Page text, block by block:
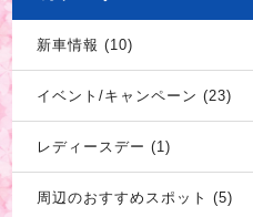
新車情報 (10)
イベント/キャンペーン (23)
レディースデー (1)
周辺のおすすめスポット (5)